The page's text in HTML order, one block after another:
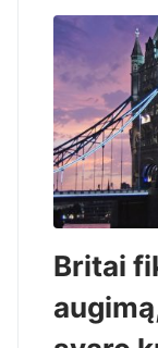
Britai